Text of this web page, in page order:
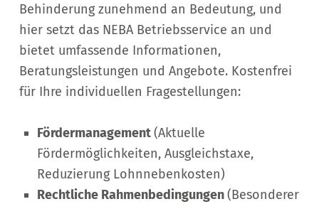
Behinderung zunehmend an Bedeutung, und
hier setzt das NEBA Betriebsservice an und
bietet umfassende Informationen,
Beratungsleistungen und Angebote. Kostenfrei
für Ihre individuellen Fragestellungen:
Fördermanagement(Aktuelle
Fördermöglichkeiten, Ausgleichstaxe,
Reduzierung Lohnnebenkosten)
Rechtliche Rahmenbedingungen(Besonderer